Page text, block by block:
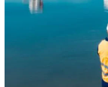
Gestão de áreas
Instalação de poço de
Intervenção em área de
Inventário florestal de